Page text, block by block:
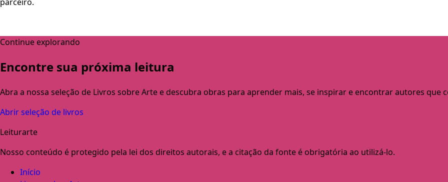
Continue explorando
Encontre sua próxima leitura
Abra a nossa seleção de Livros sobre Arte e descubra obras para aprender mais, se inspirar e encontrar autores que
Abrir seleção de livros
Leiturarte
Nosso conteúdo é protegido pela lei dos direitos autorais, e a citação da fonte é obrigatória ao utilizá-lo.
Início